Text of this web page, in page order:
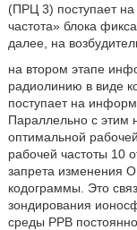
(ПРЦ 3) поступает
частота» блока
далее, на
на втором этапе
радиолинию в виде
поступает на
Параллельно с этим
оптимальной
рабочей частоты 10
запрета изменения
кодограммы. Это
зондирования
среды РРВ